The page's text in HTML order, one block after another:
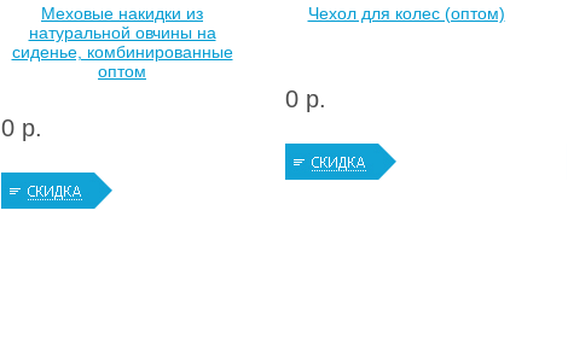
Меховые накидки из
натуральной овчины на
сиденье, комбинированные
оптом
0 р.
Чехол для колес (оптом)
0 р.